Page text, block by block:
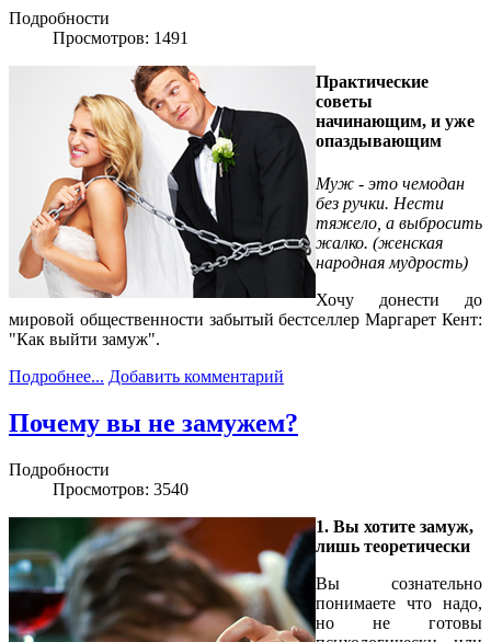
Подробности
Просмотров: 1491
Практические
советы
начинающим, и уже
опаздывающим
Муж - это чемодан
без ручки. Нести
тяжело, а выбросить
жалко. (женская
народная мудрость)
Хочу донести до
мировой общественности забытый бестселлер Маргарет Кент:
"Как выйти замуж".
Подробнее... Добавить комментарий
Почему вы не замужем?
Подробности
Просмотров: 3540
1. Вы хотите замуж,
лишь теоретически
Вы сознательно
понимаете что надо,
но не готовы